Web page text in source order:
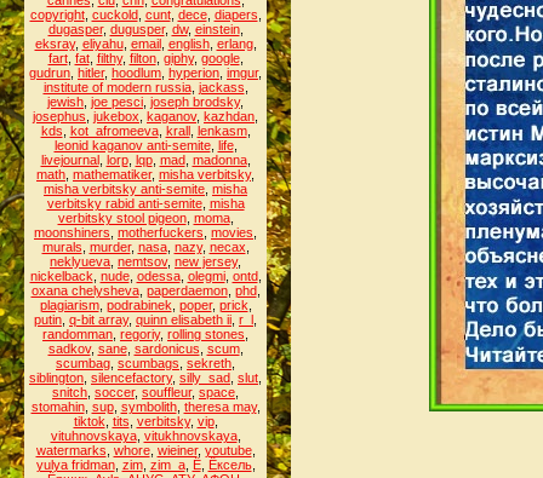
copyright, cuckold, cunt, dece, diapers
dugasper, dugusper, dw, einstein,
eksray, eliyahu, email, english, erlang,
fart, fat, filthy, filton, giphy, google,
gudrun hitler, hoodlum hyperion imgur,
institute of modern russia, jackass
jewish joe pesci joseph brodsky,
josephus jukebox kaganov, kazhdan
kds kot_afromeeva, krall, lenkasm,
leonid kaganov anti-semite, life,
livejournal, lorp, lqp, mad, madonna,
math mathematiker, misha verbitsky,
misha verbitsky anti-semite misha
verbitsky rabid anti-semite, misha
verbitsky stool pigeon, moma,
moonshiners motherfuckers movies
murals murder, nasa, nazy, necax
neklyueva nemtsov, new jersey,
nickelback nude, odessa, olegmi, ontd,
oxana chelysheva, paperdaemon, phd,
plagiarism, podrabinek poper, prick
putin q-bit array, quinn elisabeth ii r_l
randomman regoriy, rolling stones
sadkov, sane, sardonicus scum,
scumbag scumbags sekreth
siblington silencefactory, silly_sad slut
snitch soccer, souffleur, space
stomahin, sup, symbolith, theresa may,
tiktok tits verbitsky, vip,
vituhnovskaya, vitukhnovskaya,
watermarks whore, wieiner, youtube,
yulya fridman, zim, zim_a, Ё, Ёксель,